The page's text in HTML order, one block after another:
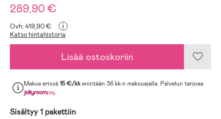
289,90 €
Ovh: 419,90 € i
Katso hintahistoria
Lisää ostoskoriin
Maksa erissä15 €/kkenintään 36 kk:n maksuajalla. Palvelun tarjoaa
.
Sisältyy 1 pakettiin